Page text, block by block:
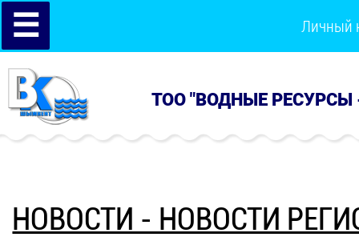
☰ Личный
ТОО "ВОДНЫЕ РЕСУРСЫ
НОВОСТИ - НОВОСТИ